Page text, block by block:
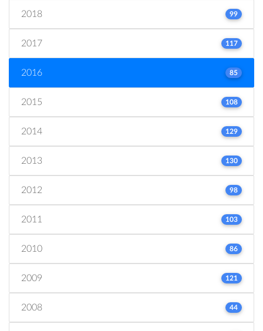
2018 99
2017 117
2016 85
2015 108
2014 129
2013 130
2012 98
2011 103
2010 86
2009 121
2008 44